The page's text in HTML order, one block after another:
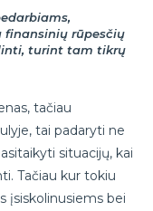
rūpesčių
turint tam tikrų
tačiau
tai padaryti ne
situacijų, kai
Tačiau kur tokiu
įsiskolinusiems bei